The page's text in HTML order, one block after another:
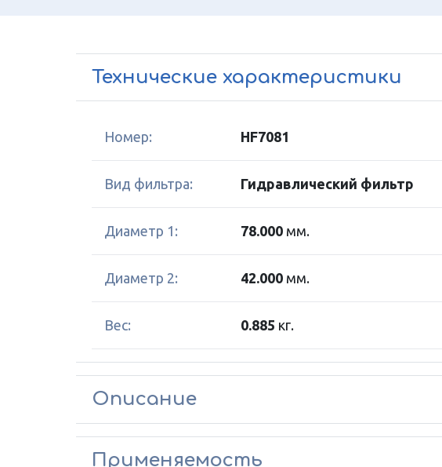
Технические характеристики
Номер: HF7081
Вид фильтра: Гидравлический фильтр
Диаметр 1: 78.000 мм.
Диаметр 2: 42.000 мм.
Вес: 0.885 кг.
Описание
Применяемость